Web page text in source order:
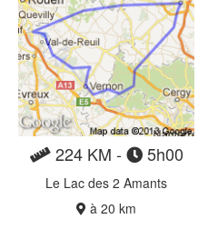
224 KM - 5h00
Le Lac des 2 Amants
à 20 km